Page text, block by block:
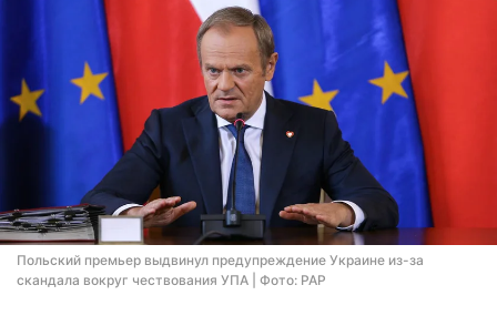
Польский премьер выдвинул предупреждение Украине из-за
скандала вокруг чествования УПА | Фото: PAP